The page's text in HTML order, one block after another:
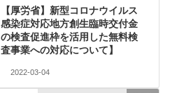
【厚労省】新型コロナウイルス
感染症対応地方創生臨時交付金
の検査促進枠を活用した無料検
査事業への対応について】
2022-03-04